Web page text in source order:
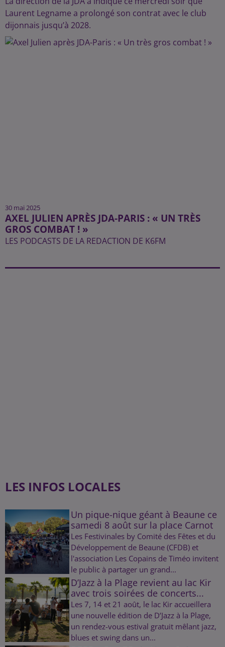
Laurent Legname a prolongé son contrat avec le club
dijonnais jusqu’à 2028.
30 mai 2025
AXEL JULIEN APRÈS JDA-PARIS : « UN TRÈS
GROS COMBAT ! »
LES PODCASTS DE LA REDACTION DE K6FM
LES INFOS LOCALES
Un pique-nique géant à Beaune ce
samedi 8 août sur la place Carnot
Les Festivinales by Comité des Fêtes et du
Développement de Beaune (CFDB) et
l'association Les Copains de Timéo invitent
le public à partager un grand...
D’Jazz à la Plage revient au lac Kir
avec trois soirées de concerts...
Les 7, 14 et 21 août, le lac Kir accueillera
une nouvelle édition de D’Jazz à la Plage,
un rendez-vous estival gratuit mêlant jazz,
blues et swing dans un...